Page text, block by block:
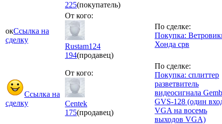
225(покупатель)
окСсылка на
сделку
От кого:
Rustam124
194(продавец)
По сделке:
Покупка:
Хонда срв
Ссылка на
сделку
От кого:
Centek
175(продавец)
По сделке:
Покупка: сплиттер
разветвитель
видеосигнала
GVS-128 (один
VGA на восемь
выходов VGA)